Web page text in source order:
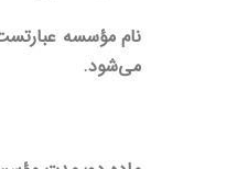
نام مؤسسه
می‌شود.